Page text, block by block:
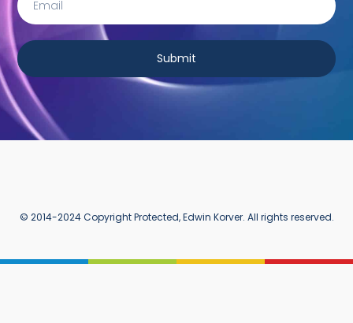
Submit
© 2014-2024 Copyright Protected, Edwin Korver. All rights reserved.